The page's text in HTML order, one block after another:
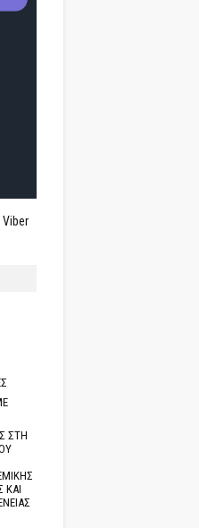
Viber
ΣΤΗ
ΚΑΙ